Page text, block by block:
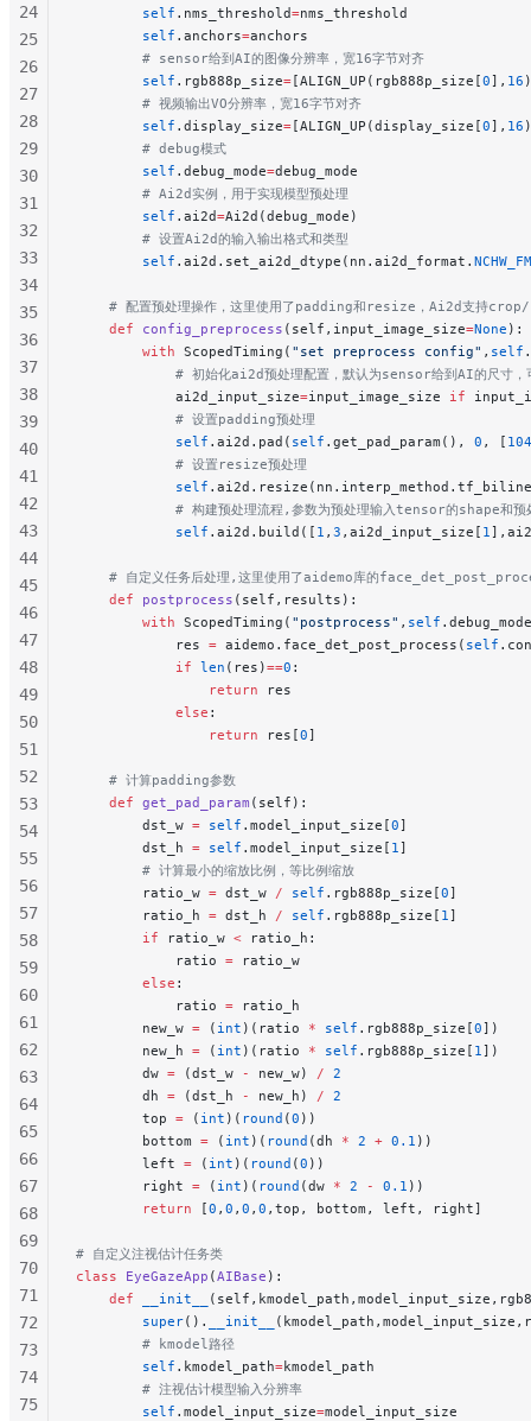
        self
.nms_threshold=nms_threshold
        self
.anchors=anchors
        # sensor给到AI的图像分辨率，宽16字节对齐
        self
.rgb888p_size= [ALIGN_UP(rgb888p_size[0], 16
        # 视频输出VO分辨率，宽16字节对齐
        self
.display_size= [ALIGN_UP(display_size[0], 16
        # debug模式
        self
.debug_mode=debug_mode
        # Ai2d实例，用于实现模型预处理
        self
.ai2d=Ai2d(debug_mode)
        # 设置Ai2d的输入输出格式和类型
        self
.ai2d.set_ai2d_dtype(nn.ai2d_format.
# 配置预处理操作，这里使用了padding和resize，Ai2d支持
    def
config_preprocess (self,input_image_size=None ):
        with
ScopedTiming( "set preprocess config" , self
# 初始化ai2d预处理配置，默认为sensor给到AI的尺寸
            ai2d_input_size
=input_image_size if
            # 设置padding预处理
            self
.ai2d.pad( self .get_pad_param(), 0 , [ 104
            # 设置resize预处理
            self
# 构建预处理流程,参数为预处理输入tensor的shape和
            self
.ai2d.build([ 1 , 3 ,ai2d_input_size[ 1
# 自定义任务后处理,这里使用了aidemo库的
    def
postprocess (self,results):
        with
ScopedTiming( "postprocess" , self
            res
= aidemo.face_det_post_process( self
            if
len (res)==0 :
                return
res
            else
:
                return
res[0]
    # 计算padding参数
    def
get_pad_param (self):
        dst_w
= self .model_input_size[0]
        dst_h
= self .model_input_size[ 1]
        # 计算最小的缩放比例，等比例缩放
        ratio_w
= dst_w / self .rgb888p_size[0]
        ratio_h
= dst_h / self .rgb888p_size[ 1]
        if
ratio_w < ratio_h:
            ratio
= ratio_w
        else
:
            ratio
= ratio_h
        new_w
= ( int )(ratio * self .rgb888p_size[0])
        new_h
= ( int )(ratio * self .rgb888p_size[ 1])
        dw
= (dst_w - new_w) / 2
        dh
= (dst_h - new_h) / 2
        top
= ( int )( round (0 ))
        bottom
= ( int )( round (dh * 2 + 0.1 ))
        left
= ( int )( round (0 ))
        right
= ( int )( round (dw * 2 - 0.1 ))
        return
[0 , 0 , 0 , 0 ,top, bottom, left, right]
# 自定义注视估计任务类
class EyeGazeApp (AIBase ):
    def
__init__
        super
(). __init__
        # kmodel路径
        self
.kmodel_path=kmodel_path
        # 注视估计模型输入分辨率
        self
.model_input_size=model_input_size
24
25
26
27
28
29
30
31
32
33
34
35
36
37
38
39
40
41
42
43
44
45
46
47
48
49
50
51
52
53
54
55
56
57
58
59
60
61
62
63
64
65
66
67
68
69
70
71
72
73
74
75